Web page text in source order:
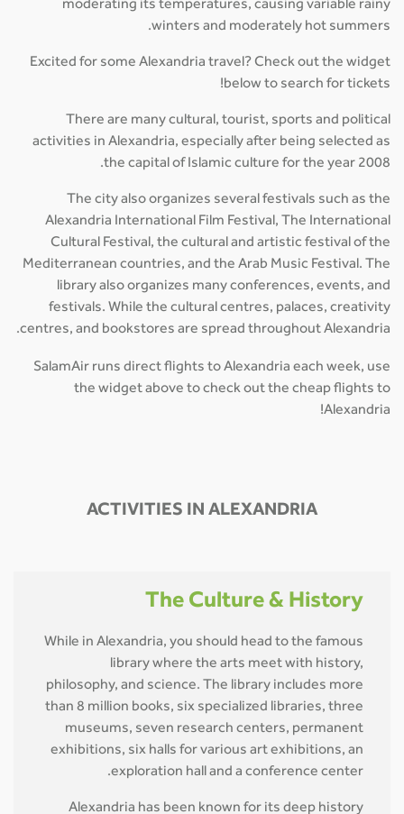
moderating its temperatures, causing variable rainy
winters and moderately hot summers.
Excited for some Alexandria travel? Check out the widget
below to search for tickets!
There are many cultural, tourist, sports and political
activities in Alexandria, especially after being selected as
the capital of Islamic culture for the year 2008.
The city also organizes several festivals such as the
Alexandria International Film Festival, The International
Cultural Festival, the cultural and artistic festival of the
Mediterranean countries, and the Arab Music Festival. The
library also organizes many conferences, events, and
festivals. While the cultural centres, palaces, creativity
centres, and bookstores are spread throughout Alexandria.
SalamAir runs direct flights to Alexandria each week, use
the widget above to check out the cheap flights to
Alexandria!
ACTIVITIES IN ALEXANDRIA
The Culture & History
While in Alexandria, you should head to the famous
library where the arts meet with history,
philosophy, and science. The library includes more
than 8 million books, six specialized libraries, three
museums, seven research centers, permanent
exhibitions, six halls for various art exhibitions, an
exploration hall and a conference center.
Alexandria has been known for its deep history